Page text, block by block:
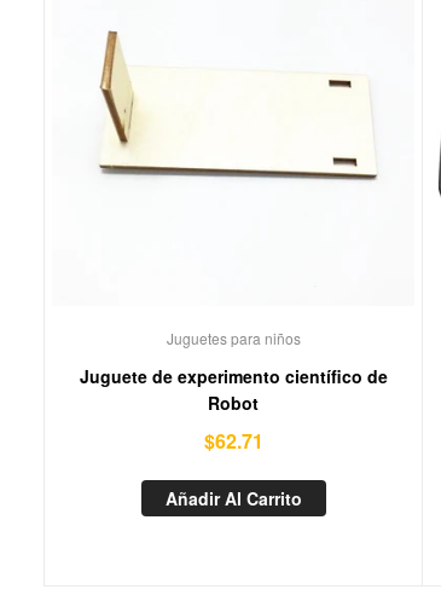
Juguetes para niños
Juguete de experimento científico de
Robot
$62.71
Añadir Al Carrito